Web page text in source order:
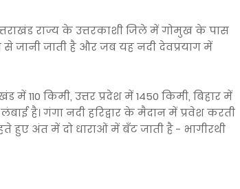
राज्य के उत्तरकाशी जिले में गोमुख के पास
से जानी जाती है और जब यह नदी देवप्रयाग में
110 किमी, उत्तर प्रदेश में 1450 किमी, बिहार में
है। गंगा नदी हरिद्वार के मैदान में प्रवेश करती
हुए अंत में दो धाराओं में बँट जाती है - भागीरथी